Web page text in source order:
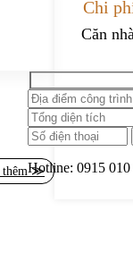
thêm ≫
Chi
Căn
Hotline: 0915